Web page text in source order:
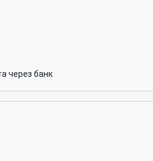
через банк